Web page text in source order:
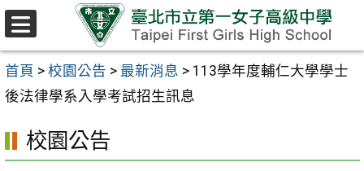
跳至主要內容區
首頁 > 校園公告 > 最新消息 > 113學年度輔仁大學學士
後法律學系入學考試招生訊息
校園公告
選
單